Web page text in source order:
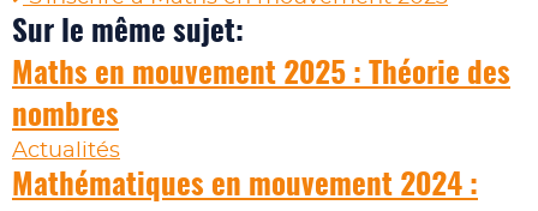
Sur le même sujet:
Maths en mouvement 2025 : Théorie des
nombres
Actualités
Mathématiques en mouvement 2024 :